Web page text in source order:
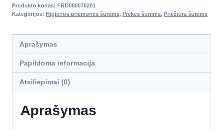
Produkto kodas: FRD080070201
Kategorijos: Higienos priemonės šunims, Prekės šunims, Priežiūra šunims
Aprašymas
Papildoma informacija
Atsiliepimai (0)
Aprašymas